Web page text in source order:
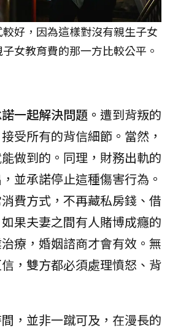
好，因為這樣對沒有親生子女
女教育費的那一方比較公平。
一起解決問題。 遭到背叛的
受所有的背信細節。當然，
做到的。同理，財務出軌的
並承諾停止這種傷害行為。
費方式，不再藏私房錢、借
果夫妻之間有人賭博成癮的
療，婚姻諮商才會有效。無
，雙方都必須處理憤怒、背
，並非一蹴可及，在漫長的